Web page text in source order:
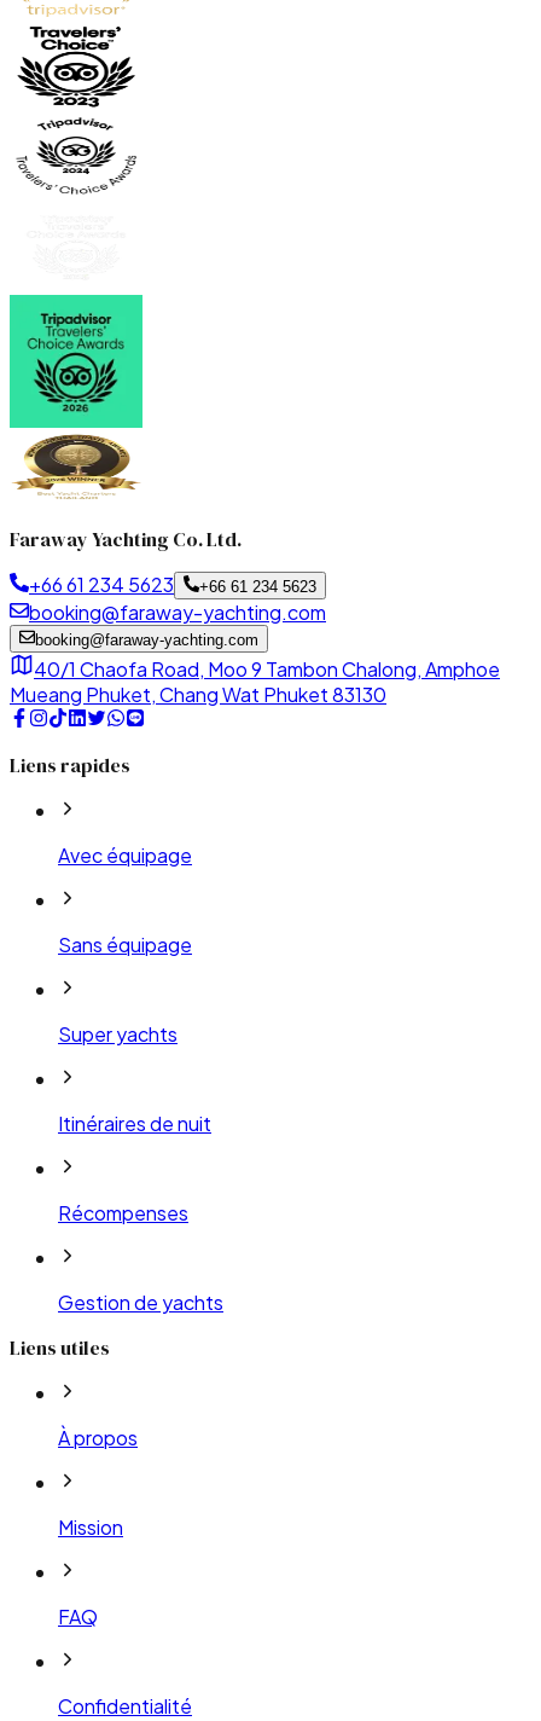
Faraway Yachting Co. Ltd.
+66 61 234 5623 +66 61 234 5623
booking@faraway-yachting.com
booking@faraway-yachting.com
40/1 Chaofa Road, Moo 9 Tambon Chalong, Amphoe
Mueang Phuket, Chang Wat Phuket 83130
Liens rapides
Avec équipage
Sans équipage
Super yachts
Itinéraires de nuit
Récompenses
Gestion de yachts
Liens utiles
À propos
Mission
FAQ
Confidentialité